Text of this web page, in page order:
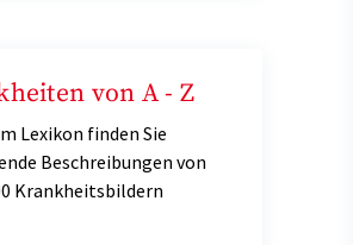
von A - Z
Lexikon finden Sie
Beschreibungen von
Krankheitsbildern